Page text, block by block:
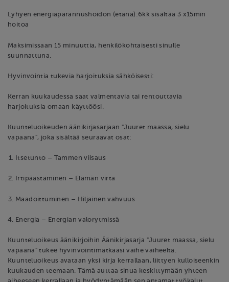
Lyhyen energiaparannushoidon (etänä):6kk sisältää 3 x15min
hoitoa
Maksimissaan 15 minuuttia, henkilökohtaisesti sinulle
suunnattuna.
Hyvinvointia tukevia harjoituksia sähköisesti:
Kerran kuukaudessa saat valmentavia tai rentouttavia
harjoituksia omaan käyttöösi.
Kuunteluoikeuden äänikirjasarjaan "Juuret maassa, sielu
vapaana", joka sisältää seuraavat osat:
Itsetunto – Tammen viisaus
Irtipäästäminen – Elämän virta
Maadoittuminen – Hiljainen vahvuus
Energia – Energian valorytmissä
Kuunteluoikeus äänikirjoihin Äänikirjasarja "Juuret maassa, sielu
vapaana" tukee hyvinvointimatkaasi vaihe vaiheelta.
Kuunteluoikeus avataan yksi kirja kerrallaan, liittyen kulloiseenkin
kuukauden teemaan. Tämä auttaa sinua keskittymään yhteen